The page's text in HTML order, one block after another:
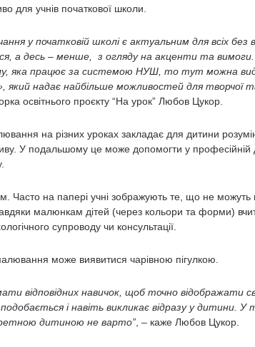
для учнів початкової школи.
у початковій школі є актуальним для всіх без
а десь – менше, з огляду на акценти та
яка працює за системою НУШ, то тут можна
який надає найбільше можливостей для творчої
освітнього проєкту “На урок” Любов Цукор.
на різних уроках закладає для дитини
У подальшому це може допомогти у професійній
Часто на папері учні зображують те, що не можуть
малюнкам дітей (через кольори та форми)
супроводу чи консультації.
може виявитися чарівною пігулкою.
відповідних навичок, щоб точно відображати
і навіть викликає відразу у дитини. У
дитиною не варто”, – каже Любов Цукор.